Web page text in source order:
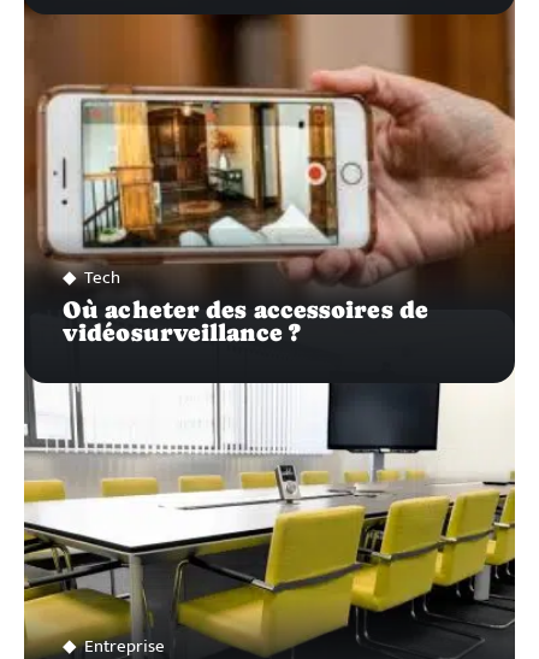
Tech
Où acheter des accessoires de
vidéosurveillance ?
Entreprise